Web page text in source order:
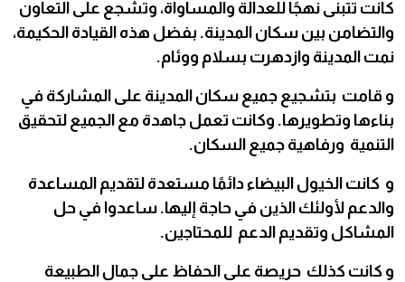
كانت تتبنى نهجًا للعدالة والمساواة، وتشجع على التعاون
والتضامن بين سكان المدينة. بفضل هذه القيادة الحكيمة،
نمت المدينة وازدهرت بسلام ووئام.
و قامت بتشجيع جميع سكان المدينة على المشاركة في
بناءها وتطويرها. وكانت تعمل جاهدة مع الجميع لتحقيق
التنمية ورفاهية جميع السكان.
و كانت الخيول البيضاء دائمًا مستعدة لتقديم المساعدة
والدعم لأولئك الذين في حاجة إليها. ساعدوا في حل
المشاكل وتقديم الدعم للمحتاجين.
و كانت كذلك حريصة على الحفاظ على جمال الطبيعة